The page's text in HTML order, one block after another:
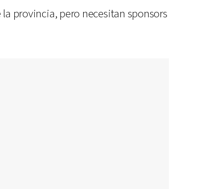
provincia, pero necesitan sponsors